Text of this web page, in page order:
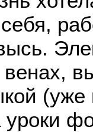
венах,
(уже